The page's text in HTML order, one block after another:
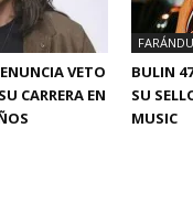
VETO
CARRERA EN
BULIN
SU
MUSIC